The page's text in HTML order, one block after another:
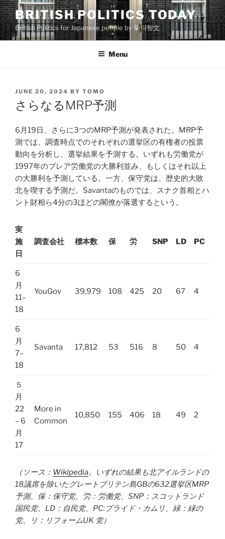
Skip
to
content
BRITISH POLITICS TODAY
British Politics for Japanese people by 菊川智文
Menu
POSTED
ON
JUNE 20, 2024 BY TOMO
さらなるMRP予測
6月19日、さらに3つのMRP予測が発表された。MRP予
測では、調査時点でのそれぞれの選挙区の有権者の投票
動向を分析し、選挙結果を予測する。いずれも労働党が
1997年のブレア労働党の大勝利並み、もしくはそれ以上
の大勝利を予測している。一方、保守党は、歴史的大敗
北を喫する予測だ。Savantaのものでは、スナク首相とハ
ント財相ら4分の3ほどの閣僚が落選するという。
実
施
日
調査会社 標本数 保 労 SNP LD PC
6
月
11–
18
YouGov 39,979 108 425 20 67 4
6
月
7–
18
Savanta 17,812 53 516 8 50 4
５
月
22
– 6
月
17
More in
Common
10,850 155 406 18 49 2
（ソース： Wikipedia。いずれの結果も北アイルランドの
18議席を除いたグレートブリテン島GBの632選挙区MRP
予測。保：保守党、労：労働党、SNP：スコットランド
国民党、LD：自民党、PC:プライド・カムリ、緑：緑の
党、リ：リフォームUK 党）